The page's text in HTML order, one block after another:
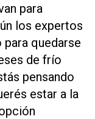
para
los expertos
para quedarse
de frío
pensando
estar a la